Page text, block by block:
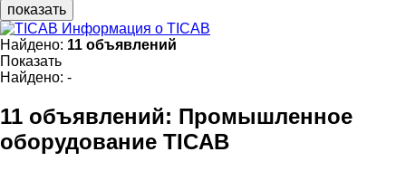
показать
Информация о TICAB
Найдено: 11 объявлений
Показать
Найдено: -
11 объявлений: Промышленное
оборудование TICAB